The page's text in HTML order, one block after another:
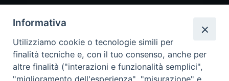
Caritas Internationalis
TV 2000
Informativa
Utilizziamo cookie o tecnologie simili per
finalità tecniche e, con il tuo consenso, anche per
altre finalità ("interazioni e funzionalità semplici",
"miglioramento dell'esperienza", "misurazione" e